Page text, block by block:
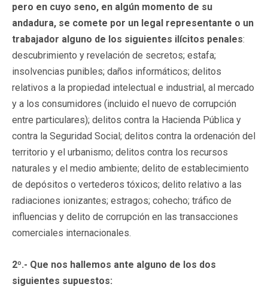
pero en cuyo seno, en algún momento de su
andadura, se comete por un legal representante o un
trabajador alguno de los siguientes ilícitos penales:
descubrimiento y revelación de secretos; estafa;
insolvencias punibles; daños informáticos; delitos
relativos a la propiedad intelectual e industrial, al mercado
y a los consumidores (incluido el nuevo de corrupción
entre particulares); delitos contra la Hacienda Pública y
contra la Seguridad Social; delitos contra la ordenación del
territorio y el urbanismo; delitos contra los recursos
naturales y el medio ambiente; delito de establecimiento
de depósitos o vertederos tóxicos; delito relativo a las
radiaciones ionizantes; estragos; cohecho; tráfico de
influencias y delito de corrupción en las transacciones
comerciales internacionales.
2º.- Que nos hallemos ante alguno de los dos
siguientes supuestos: